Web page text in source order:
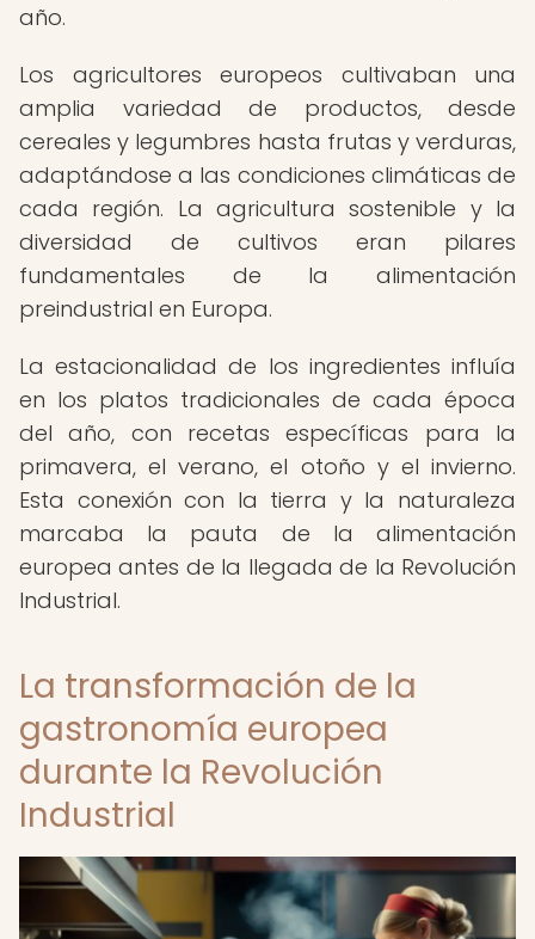
año.
Los agricultores europeos cultivaban una
amplia variedad de productos, desde
cereales y legumbres hasta frutas y verduras,
adaptándose a las condiciones climáticas de
cada región. La agricultura sostenible y la
diversidad de cultivos eran pilares
fundamentales de la alimentación
preindustrial en Europa.
La estacionalidad de los ingredientes influía
en los platos tradicionales de cada época
del año, con recetas específicas para la
primavera, el verano, el otoño y el invierno.
Esta conexión con la tierra y la naturaleza
marcaba la pauta de la alimentación
europea antes de la llegada de la Revolución
Industrial.
La transformación de la
gastronomía europea
durante la Revolución
Industrial